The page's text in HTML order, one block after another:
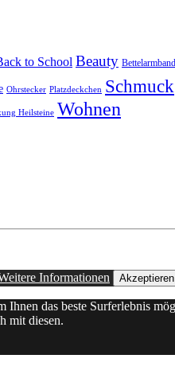
to School Beauty Bettelarmband
Ohrstecker Platzdeckchen Schmuck
Heilsteine Wohnen
Informationen Akzeptieren
das beste Surferlebnis
mit diesen.